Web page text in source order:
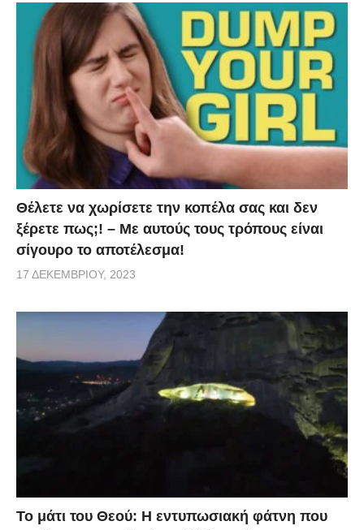
Θέλετε να χωρίσετε την κοπέλα σας και δεν
ξέρετε πως;! – Με αυτούς τους τρόπους είναι
σίγουρο το αποτέλεσμα!
17 ΔΕΚΕΜΒΡΊΟΥ, 2023
Το μάτι του Θεού: Η εντυπωσιακή φάτνη που